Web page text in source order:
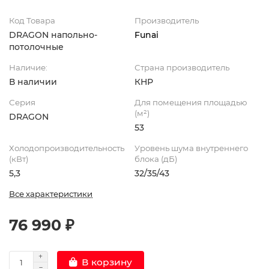
Код Товара
DRAGON напольно-
потолочные
Производитель
Funai
Наличие:
В наличии
Страна производитель
КНР
Серия
DRAGON
Для помещения площадью
(м²)
53
Холодопроизводительность
(кВт)
5,3
Уровень шума внутреннего
блока (дБ)
32/35/43
Все характеристики
76 990 ₽
В корзину